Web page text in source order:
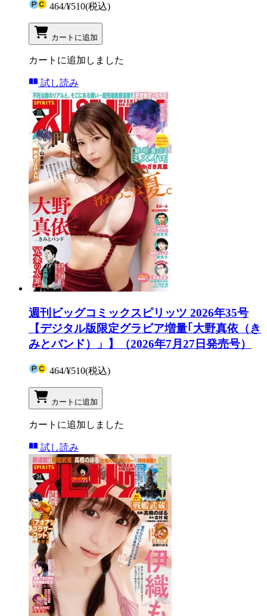
464/¥510(税込)
カートに追加
カートに追加しました
試し読み
週刊ビッグコミックスピリッツ 2026年35号
【デジタル版限定グラビア増量｢大野真依（き
みとバンド）」】（2026年7月27日発売号）
464/¥510(税込)
カートに追加
カートに追加しました
試し読み